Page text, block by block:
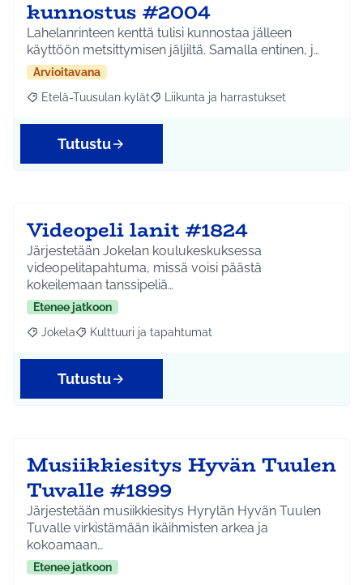
kunnostus #2004
Lahelanrinteen kenttä tulisi kunnostaa jälleen
käyttöön metsittymisen jäljiltä. Samalla entinen, j…
Arvioitavana
Rajaa tulokset aihepiirin mukaan: Etelä-Tuusulan kylät
Etelä-Tuusulan kylät Rajaa tulokset teeman mukaan:
Liikunta ja harrastukset
Tutustu
Videopeli lanit #1824
Järjestetään Jokelan koulukeskuksessa
videopelitapahtuma, missä voisi päästä
kokeilemaan tanssipeliä…
Etenee jatkoon
Rajaa tulokset aihepiirin mukaan: Jokela
Jokela Rajaa tulokset teeman mukaan: Kulttuuri ja
Kulttuuri ja tapahtumat
Tutustu
Musiikkiesitys Hyvän Tuulen
Tuvalle #1899
Järjestetään musiikkiesitys Hyrylän Hyvän Tuulen
Tuvalle virkistämään ikäihmisten arkea ja
kokoamaan…
Etenee jatkoon